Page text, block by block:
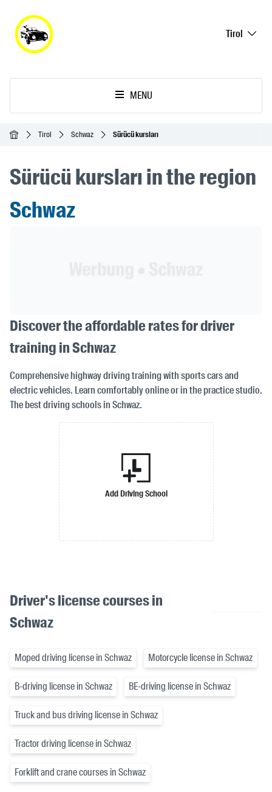
Tirol
MENU
Ana Sayfa
Tirol Schwaz Sürücü kursları
Sürücü kursları in the region
Schwaz
Discover the affordable rates for driver
training in Schwaz
Comprehensive highway driving training with sports cars and
electric vehicles. Learn comfortably online or in the practice studio.
The best driving schools in Schwaz.
Add Driving School
Driver's license courses in
Schwaz
Moped driving license in Schwaz Motorcycle license in Schwaz
B-driving license in Schwaz BE-driving license in Schwaz
Truck and bus driving license in Schwaz
Tractor driving license in Schwaz
Forklift and crane courses in Schwaz